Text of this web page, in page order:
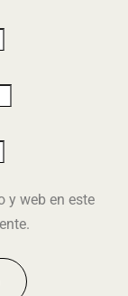
y web en este